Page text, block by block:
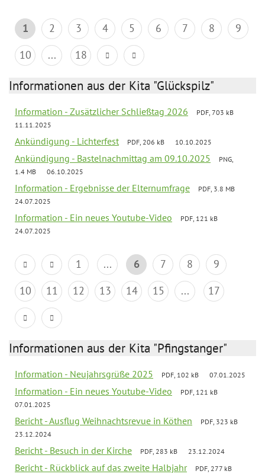
1 2 3 4 5 6 7 8
9
10
... 18
Informationen aus der Kita "Glückspilz"
Information - Zusätzlicher Schließtag 2026
PDF, 703 kB
11.11.2025
Ankündigung - Lichterfest PDF, 206 kB 10.10.2025
Ankündigung - Bastelnachmittag am 09.10.2025
PNG,
1.4 MB
06.10.2025
Information - Ergebnisse der Elternumfrage
PDF, 3.8 MB
24.07.2025
Information - Ein neues Youtube-Video
PDF, 121 kB
24.07.2025
1 ... 6 7 8
9
10
11 12 13 14 15 ... 17
Informationen aus der Kita "Pfingstanger"
Information - Neujahrsgrüße 2025 PDF, 102 kB 07.01.2025
Information - Ein neues Youtube-Video
PDF, 121 kB
07.01.2025
Bericht - Ausflug Weihnachtsrevue in Köthen
PDF, 323 kB
23.12.2024
Bericht - Besuch in der Kirche PDF, 283 kB 23.12.2024
Bericht - Rückblick auf das zweite Halbjahr
PDF, 277 kB